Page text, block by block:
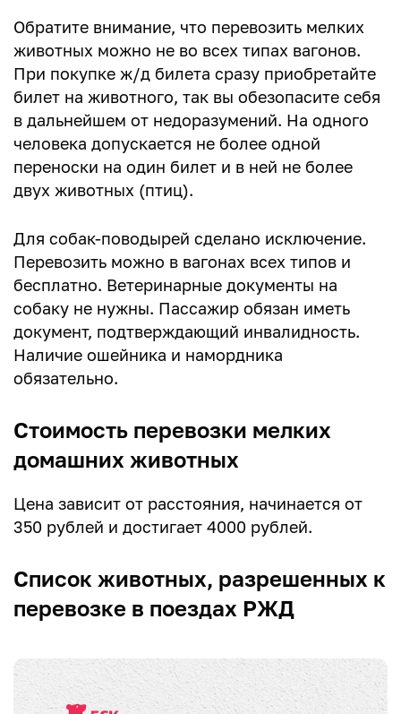
Обратите внимание, что перевозить мелких
животных можно не во всех типах вагонов.
При покупке ж/д билета сразу приобретайте
билет на животного, так вы обезопасите себя
в дальнейшем от недоразумений. На одного
человека допускается не более одной
переноски на один билет и в ней не более
двух животных (птиц).
Для собак-поводырей сделано исключение.
Перевозить можно в вагонах всех типов и
бесплатно. Ветеринарные документы на
собаку не нужны. Пассажир обязан иметь
документ, подтверждающий инвалидность.
Наличие ошейника и намордника
обязательно.
Стоимость перевозки мелких
домашних животных
Цена зависит от расстояния, начинается от
350 рублей и достигает 4000 рублей.
Список животных, разрешенных к
перевозке в поездах РЖД